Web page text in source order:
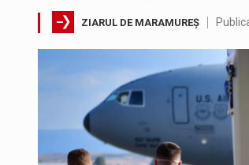
Miercuri,
Suntem în
Interval de
SIMULARE
ZIARUL DE MARAMUREȘ